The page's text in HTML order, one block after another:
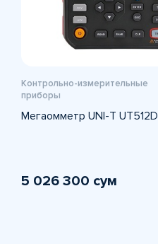
Контрольно-измерительные
приборы
Мегаомметр UNI-T UT512D
5 026 300 сум